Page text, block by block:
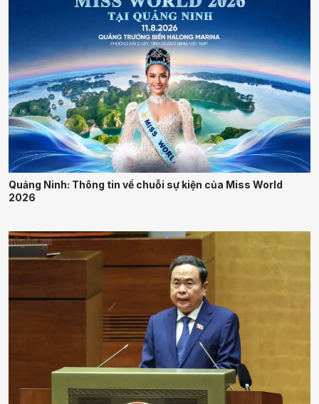
Quảng Ninh: Thông tin về chuỗi sự kiện của Miss World
2026